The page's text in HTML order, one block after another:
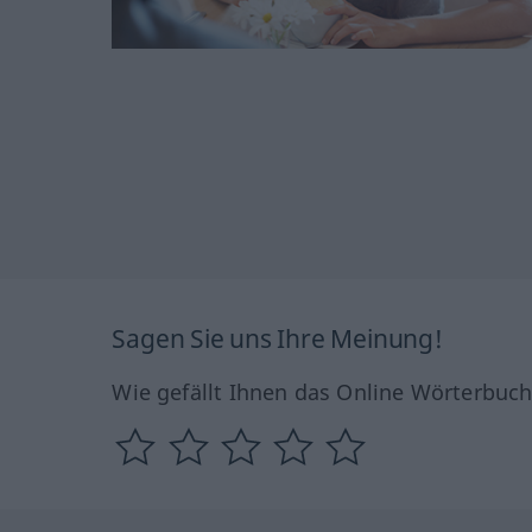
Sagen Sie uns Ihre Meinung!
Wie gefällt Ihnen das Online